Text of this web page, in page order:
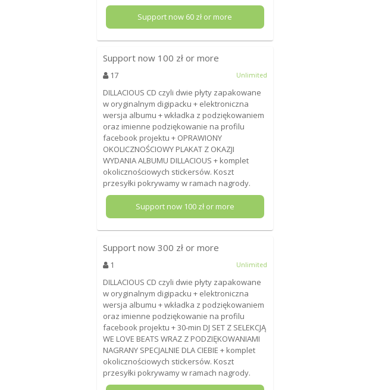
Support now 60 zł or more
Support now 100 zł or more
17 Unlimited
DILLACIOUS CD czyli dwie płyty zapakowane
w oryginalnym digipacku + elektroniczna
wersja albumu + wkładka z podziękowaniem
oraz imienne podziękowanie na profilu
facebook projektu + OPRAWIONY
OKOLICZNOŚCIOWY PLAKAT Z OKAZJI
WYDANIA ALBUMU DILLACIOUS + komplet
okolicznościowych stickersów. Koszt
przesyłki pokrywamy w ramach nagrody.
Support now 100zł or more
Support now300 zł or more
1 Unlimited
DILLACIOUS CD czyli dwie płyty zapakowane
w oryginalnym digipacku + elektroniczna
wersja albumu + wkładka z podziękowaniem
oraz imienne podziękowanie na profilu
facebook projektu + 30-min DJ SET Z SELEKCJĄ
WE LOVE BEATS WRAZ Z PODZIĘKOWANIAMI
NAGRANY SPECJALNIE DLA CIEBIE + komplet
okolicznościowych stickersów. Koszt
przesyłki pokrywamy w ramach nagrody.